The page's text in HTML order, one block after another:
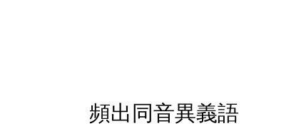
頻出同音異義語